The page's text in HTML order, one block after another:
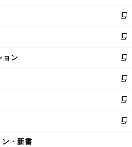
開
く
ウ
で
開
く
ン
ド
ウ
で
開
く
新
し
い
ウ
ィ
ン
ド
ウ
で
開
く
新
し
い
ウ
ィ
ン
ド
ウ
で
開
ョン
新
し
い
ウ
ィ
ン
ド
ウ
新
し
い
ウ
ィ
ン
新
し
い
ウ
新
し
・新書